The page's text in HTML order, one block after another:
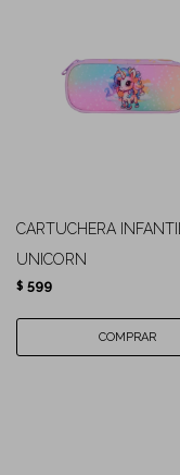
CARTUCHERA INFANTIL
UNICORN
$ 599